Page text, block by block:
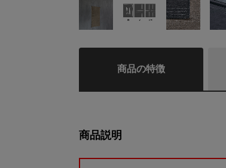
商品の特徴
商品説明